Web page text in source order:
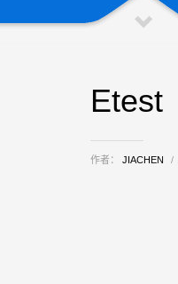
Etest
作者： JIACHEN /